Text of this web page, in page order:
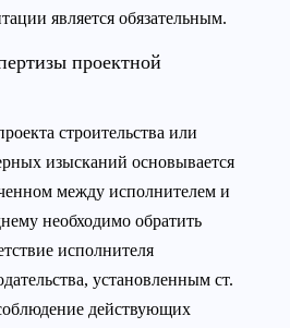
является обязательным.
проектной
строительства или
изысканий основывается
между исполнителем и
необходимо обратить
исполнителя
установленным ст.
действующих